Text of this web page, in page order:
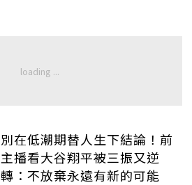
別在低潮期替人生下結論！前
主播看大谷翔平被三振又逆
轉：不放棄永遠有新的可能